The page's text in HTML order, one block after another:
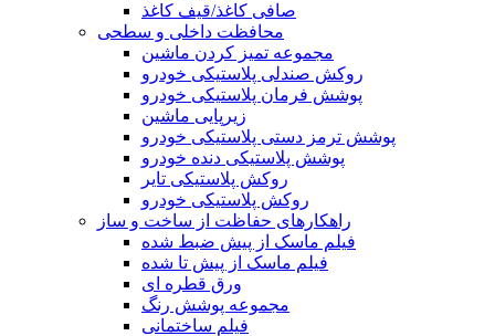
صافی کاغذ/قیف کاغذ
محافظت داخلی و سطحی
مجموعه تمیز کردن ماشین
روکش صندلی پلاستیکی خودرو
پوشش فرمان پلاستیکی خودرو
زیرپایی ماشین
پوشش ترمز دستی پلاستیکی خودرو
پوشش پلاستیکی دنده خودرو
روکش پلاستیکی تایر
روکش پلاستیکی خودرو
راهکارهای حفاظت از ساخت و ساز
فیلم ماسک از پیش ضبط شده
فیلم ماسک از پیش تا شده
ورق قطره ای
مجموعه پوشش رنگ
فیلم ساختمانی